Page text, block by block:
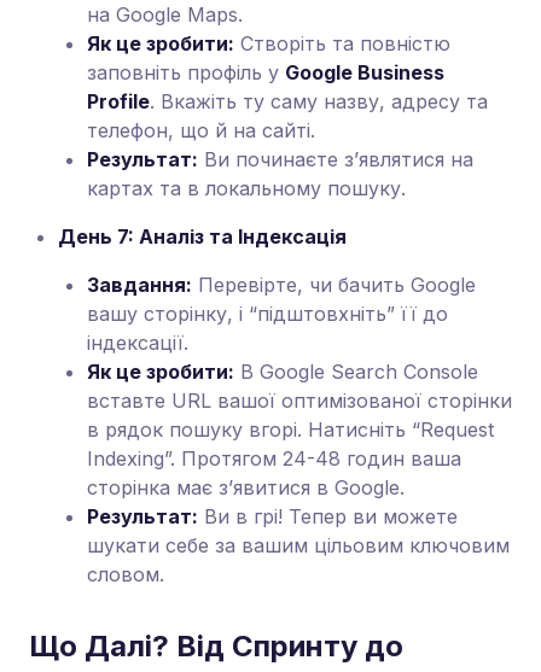
на Google Maps.
Як це зробити: Створіть та повністю
заповніть профіль у Google Business
Profile. Вкажіть ту саму назву, адресу та
телефон, що й на сайті.
Результат: Ви починаєте з’являтися на
картах та в локальному пошуку.
День 7: Аналіз та Індексація
Завдання: Перевірте, чи бачить Google
вашу сторінку, і “підштовхніть” її до
індексації.
Як це зробити: В Google Search Console
вставте URL вашої оптимізованої сторінки
в рядок пошуку вгорі. Натисніть “Request
Indexing”. Протягом 24-48 годин ваша
сторінка має з’явитися в Google.
Результат: Ви в грі! Тепер ви можете
шукати себе за вашим цільовим ключовим
словом.
Що Далі? Від Спринту до